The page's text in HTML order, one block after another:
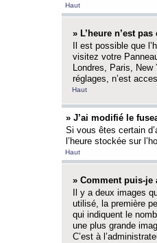
Haut
» L’heure n’est
Il est possible que
visitez votre
Londres, Paris,
réglages, n’est
Haut
» J’ai modifié le
Si vous êtes certain
l’heure stockée sur
Haut
» Comment puis-je
Il y a deux images
utilisé, la première
qui indiquent le
une plus grande
C’est à